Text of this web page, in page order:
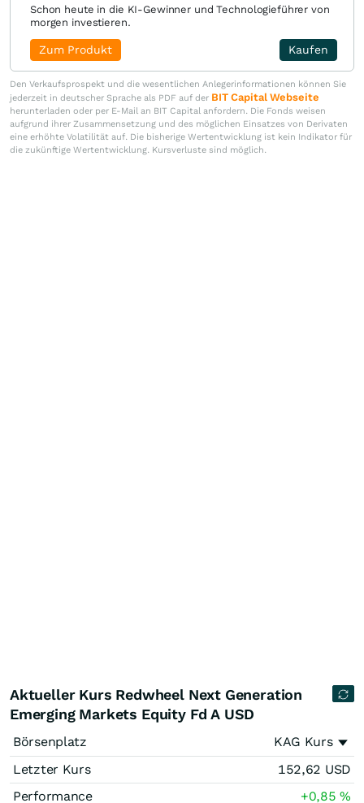
Schon heute in die KI-Gewinner und Technologieführer von
morgen investieren.
Kaufen
Zum Produkt
Den Verkaufsprospekt und die wesentlichen Anlegerinformationen können Sie
jederzeit in deutscher Sprache als PDF auf der BIT Capital Webseite
herunterladen oder per E-Mail an BIT Capital anfordern. Die Fonds weisen
aufgrund ihrer Zusammensetzung und des möglichen Einsatzes von Derivaten
eine erhöhte Volatilität auf. Die bisherige Wertentwicklung ist kein Indikator für
die zukünftige Wertentwicklung. Kursverluste sind möglich.
Aktueller Kurs Redwheel Next Generation
Emerging Markets Equity Fd A USD
Börsenplatz
KAG Kurs
Letzter Kurs
152,62 USD
Performance
+0,85%